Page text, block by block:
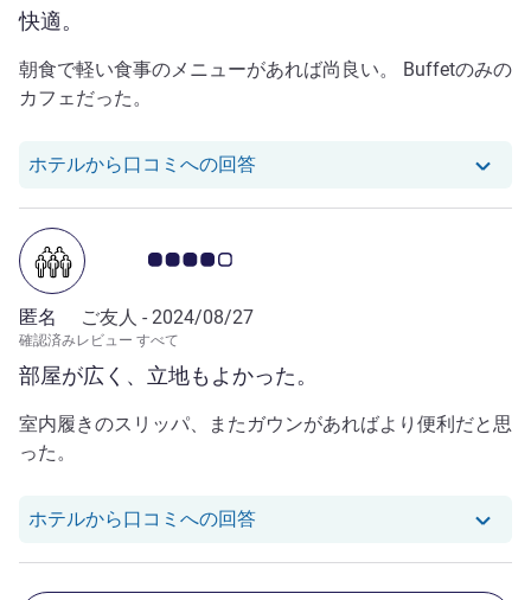
快適。
朝食で軽い食事のメニューがあれば尚良い。 Buffetのみの
カフェだった。
ホテルから口コミへの回答null さんのレビューへのホテル
部屋が広く、立地もよかった。
お客さまの声 4.0/5
匿名 ご友人 - 2024/08/27
確認済みレビュー すべて
室内履きのスリッパ、またガウンがあればより便利だと思
った。
ホテルから口コミへの回答null さんのレビューへのホテル